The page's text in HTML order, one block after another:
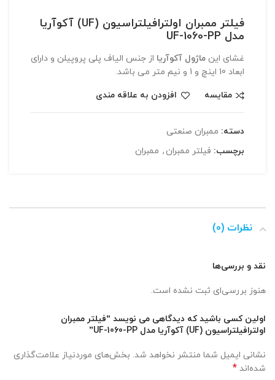
فیلتر ممبران اولترافیلتراسیون (UF) آکوآریا
مدل UF-1060-PP
غشای این ماژول آکوآریا از جنس الیاف پلی پروپیلن و دارای
ابعاد 10 اینچ و 1 و نیم متر می باشد.
مقایسه
افزودن به علاقه مندی
دسته: ممبران صنعتی
برچسب: فیلتر ممبران , ممبران
نظرات (0)
نقد و بررسی‌ها
هنوز بررسی‌ای ثبت نشده است.
اولین کسی باشید که دیدگاهی می نویسد “فیلتر ممبران
اولترافیلتراسیون (UF) آکوآریا مدل UF-1060-PP”
نشانی ایمیل شما منتشر نخواهد شد. بخش‌های موردنیاز علامت‌گذاری
شده‌اند *